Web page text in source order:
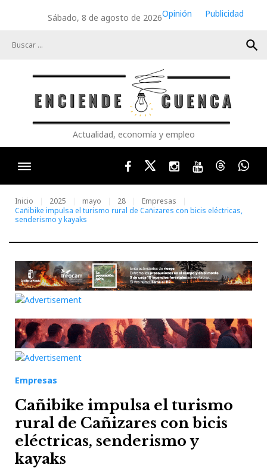
Sábado, 8 de agosto de 2026Opinión
Publicidad
search
Actualidad, economía y empleo
FacebookTwitterInstagram
YoutubeThreads
Inicio 2025 mayo 28
Empresas
Cañibike impulsa el turismo rural de Cañizares con bicis eléctricas,
senderismo y kayaks
Empresas
Cañibike impulsa el turismo
rural de Cañizares con bicis
eléctricas, senderismo y
kayaks